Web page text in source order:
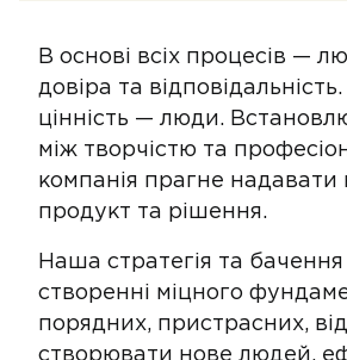
В основі всіх процесів —
довіра та
цінність — люди.
між творчістю та
компанія прагне надавати
продукт та рішення.
Наша стратегія та
створенні міцного
порядних, пристрасних,
створювати нове людей,